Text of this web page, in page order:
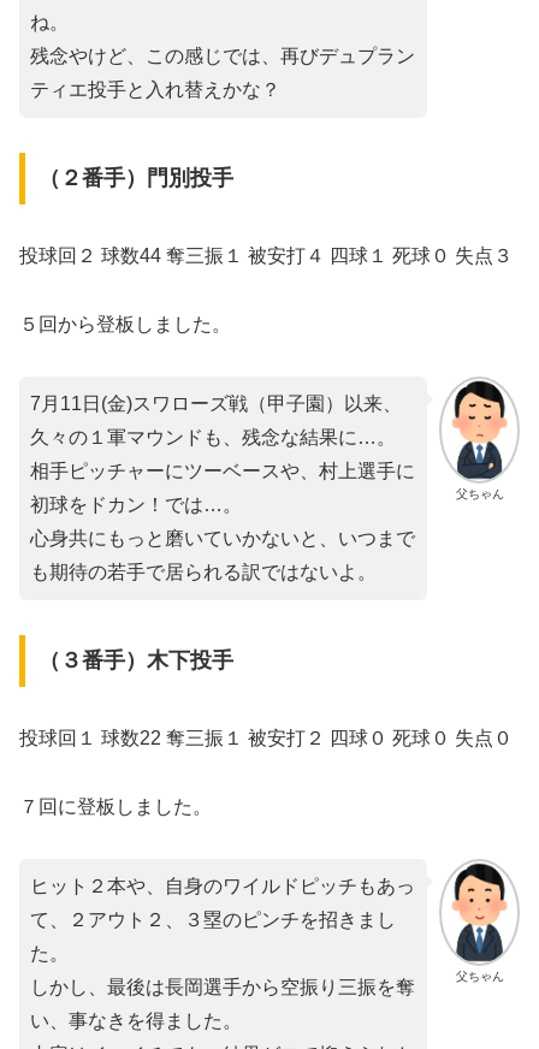
ね。
残念やけど、この感じでは、再びデュプラン
ティエ投手と入れ替えかな？
（２番手）門別投手
投球回２ 球数44 奪三振１ 被安打４ 四球１ 死球０ 失点３
５回から登板しました。
父ちゃん
7月11日(金)スワローズ戦（甲子園）以来、
久々の１軍マウンドも、残念な結果に…。
相手ピッチャーにツーベースや、村上選手に
初球をドカン！では…。
心身共にもっと磨いていかないと、いつまで
も期待の若手で居られる訳ではないよ。
（３番手）木下投手
投球回１ 球数22 奪三振１ 被安打２ 四球０ 死球０ 失点０
７回に登板しました。
父ちゃん
ヒット２本や、自身のワイルドピッチもあっ
て、２アウト２、３塁のピンチを招きまし
た。
しかし、最後は長岡選手から空振り三振を奪
い、事なきを得ました。